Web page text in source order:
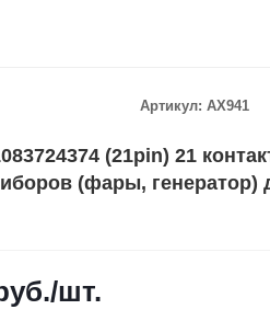
Артикул: AX941
(21pin) 21
(фары, генератор)
/шт.